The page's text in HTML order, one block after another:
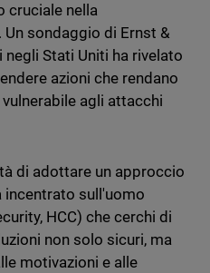
cruciale nella
sondaggio di Ernst &
Stati Uniti ha rivelato
azioni che rendano
agli attacchi
di adottare un approccio
incentrato sull'uomo
HCC) che cerchi di
non solo sicuri, ma
motivazioni e alle